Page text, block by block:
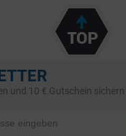
und 10 € Gutschein sichern